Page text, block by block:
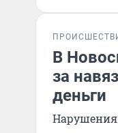
В
за
деньги
Нарушения